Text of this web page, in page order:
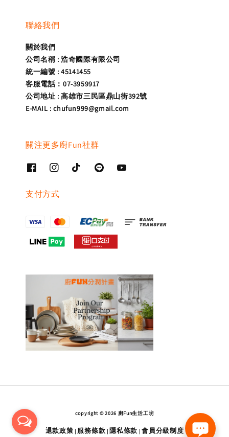
聯絡我們
關於我們
公司名稱 : 浩奇國際有限公司
統一編號 : 45141455
客服電話：07-3959917
公司地址 : 高雄市三民區鼎山街392號
E-MAIL : chufun999@gmail.com
關注更多廚Fun社群
支付方式
copyright © 2026 廚Fun生活工坊
退款政策 | 服務條款 | 隱私條款 |會員分級制度